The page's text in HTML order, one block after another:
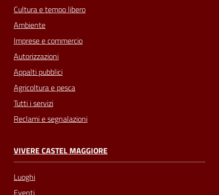
Cultura e tempo libero
Ambiente
Imprese e commercio
Autorizzazioni
Appalti pubblici
Agricoltura e pesca
Tutti i servizi
Reclami e segnalazioni
VIVERE CASTEL MAGGIORE
Luoghi